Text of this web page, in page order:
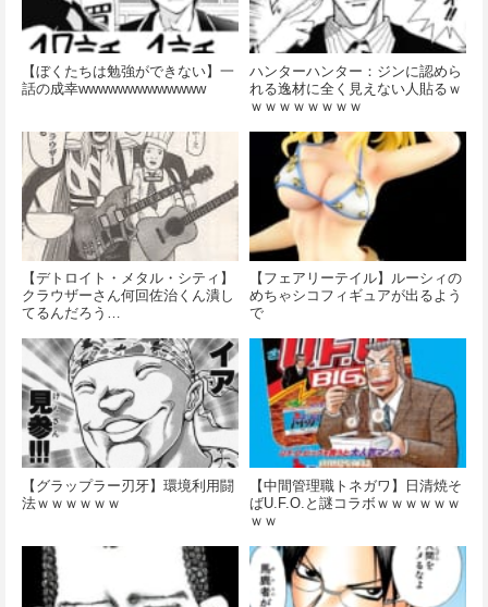
【ぼくたちは勉強ができない】一
話の成幸wwwwwwwwwwwww
ハンターハンター：ジンに認めら
れる逸材に全く見えない人貼るｗ
ｗｗｗｗｗｗｗｗ
【デトロイト・メタル・シティ】
クラウザーさん何回佐治くん潰し
てるんだろう…
【フェアリーテイル】ルーシィの
めちゃシコフィギュアが出るよう
で
【グラップラー刃牙】環境利用闘
法ｗｗｗｗｗｗ
【中間管理職トネガワ】日清焼そ
ばU.F.O.と謎コラボｗｗｗｗｗｗ
ｗｗ